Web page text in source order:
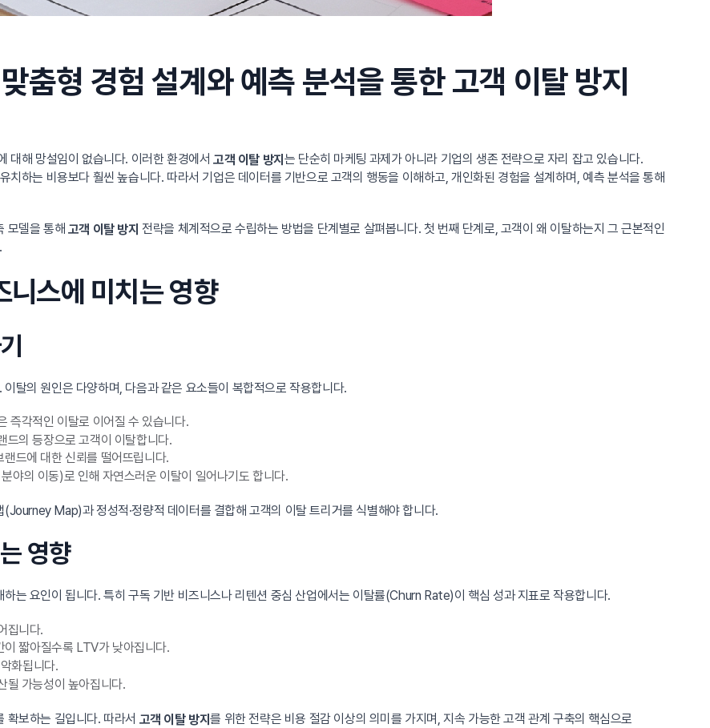
춤형 경험 설계와 예측 분석을 통한 고객 이탈 방지
대해 망설임이 없습니다. 이러한 환경에서 고객 이탈 방지 는 단순히 마케팅 과제가 아니라 기업의 생존 전략으로 자리 잡고 있습니다.
하는 비용보다 훨씬 높습니다. 따라서 기업은 데이터를 기반으로 고객의 행동을 이해하고, 개인화된 경험을 설계하며, 예측 분석을 통해
모델을 통해 고객 이탈 방지 전략을 체계적으로 수립하는 방법을 단계별로 살펴봅니다. 첫 번째 단계로, 고객이 왜 이탈하는지 그 근본적인
니스에 미치는 영향
탈의 원인은 다양하며, 다음과 같은 요소들이 복합적으로 작용합니다.
즉각적인 이탈로 이어질 수 있습니다.
드의 등장으로 고객이 이탈합니다.
드에 대한 신뢰를 떨어뜨립니다.
야의 이동)로 인해 자연스러운 이탈이 일어나기도 합니다.
Map)과 정성적·정량적 데이터를 결합해 고객의 이탈 트리거를 식별해야 합니다.
영향
는 요인이 됩니다. 특히 구독 기반 비즈니스나 리텐션 중심 산업에서는 이탈률(Churn Rate)이 핵심 성과 지표로 작용합니다.
집니다.
짧아질수록 LTV가 낮아집니다.
화됩니다.
될 가능성이 높아집니다.
확보하는 길입니다. 따라서 고객 이탈 방지를 위한 전략은 비용 절감 이상의 의미를 가지며, 지속 가능한 고객 관계 구축의 핵심으로